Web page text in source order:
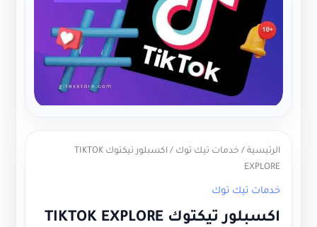
الرئيسية/ خدمات تيك توك
/ اكسبلور تيكتوك TIKTOK
EXPLORE
اكسبلور تيكتوك TIKTOK EXPLORE
خدمات تيك توك